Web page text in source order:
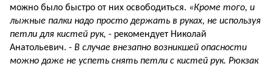
можно было быстро от них освободиться. «Кроме того, и
лыжные палки надо просто держать в руках, не используя
петли для кистей рук, - рекомендует Николай
Анатольевич. - В случае внезапно возникшей опасности
можно даже не успеть снять петли с кистей рук. Рюкзак